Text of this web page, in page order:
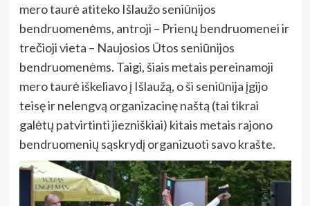
mero taurė atiteko Išlaužo seniūnijos
bendruomenėms, antroji – Prienų bendruomenei ir
trečioji vieta – Naujosios Ūtos seniūnijos
bendruomenėms. Taigi, šiais metais pereinamoji
mero taurė iškeliavo į Išlaužą, o ši seniūnija įgijo
teisę ir nelengvą organizacinę naštą (tai tikrai
galėtų patvirtinti jiezniškiai) kitais metais rajono
bendruomenių sąskrydį organizuoti savo krašte.